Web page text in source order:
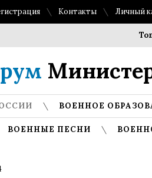
Контакты Личный
Топ
ВОЕННОЕ
ВОЕННЫЕ ПЕСНИ